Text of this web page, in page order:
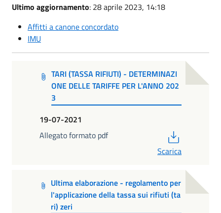
Ultimo aggiornamento: 28 aprile 2023, 14:18
Affitti a canone concordato
IMU
TARI (TASSA RIFIUTI) - DETERMINAZI
ONE DELLE TARIFFE PER L'ANNO 202
3
19-07-2021
Allegato formato pdf
Scarica
Ultima elaborazione - regolamento per
l'applicazione della tassa sui rifiuti (ta
ri) zeri